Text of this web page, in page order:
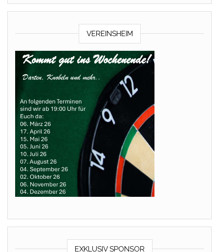
VEREINSHEIM
EXKLUSIV SPONSOR